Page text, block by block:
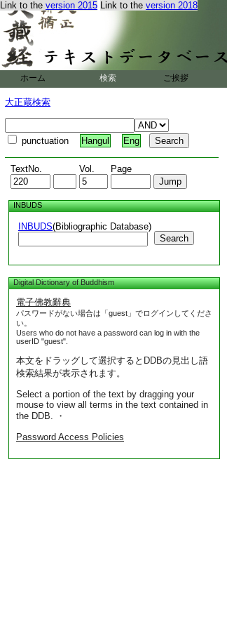
Link to the version 2015 Link to the version 2018
ホーム 検索 ご挨拶
大正蔵検索
punctuation Hangul Eng
TextNo. Vol. Page
INBUDS
INBUDS(Bibliographic Database)
Search
Digital Dictionary of Buddhism
電子佛教辭典
パスワードがない場合は「guest」でログインしてくださ
い。
Users who do not have a password can log in with the
userID "guest".
本文をドラッグして選択するとDDBの見出し語
検索結果が表示されます。
Select a portion of the text by dragging your
mouse to view all terms in the text contained in
the DDB. ・
Password Access Policies